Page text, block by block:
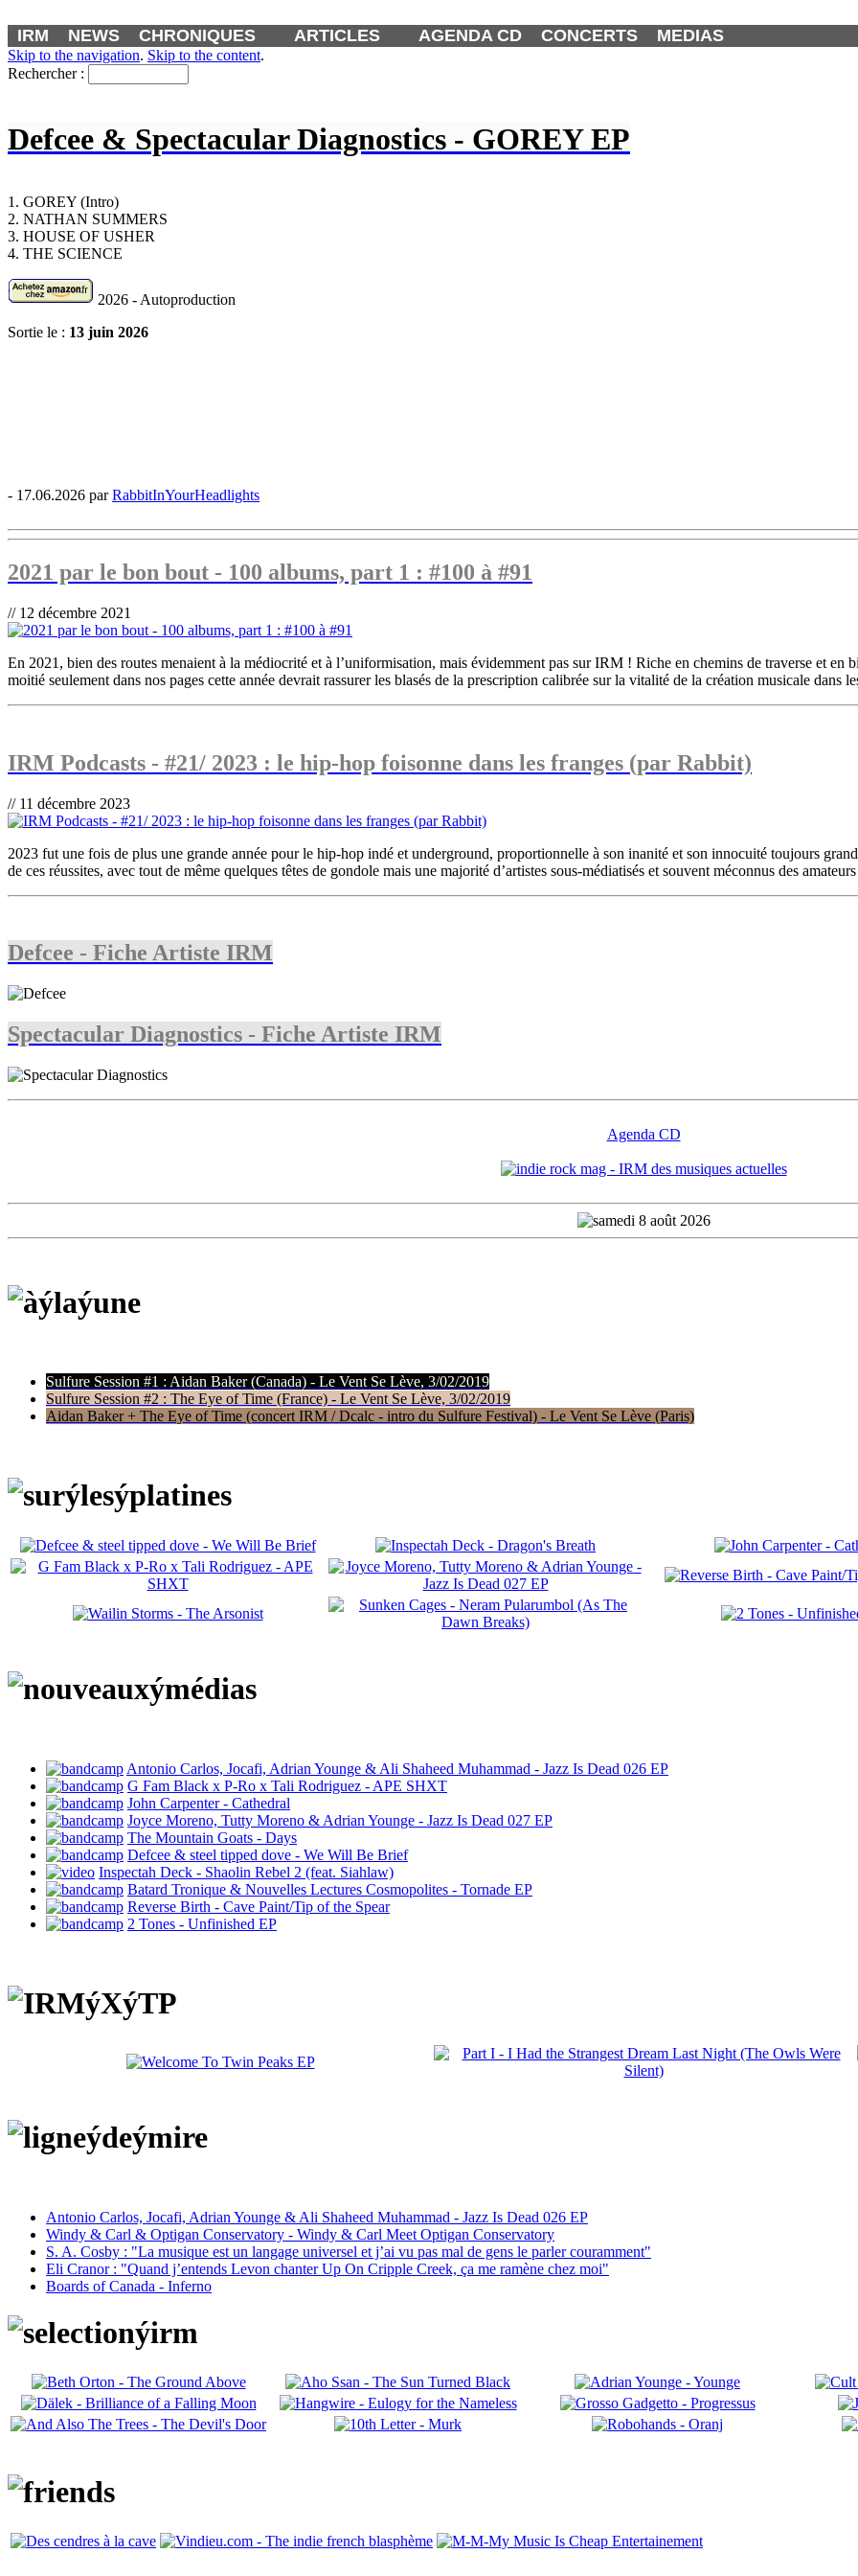
IRM NEWS CHRONIQUES ARTICLES AGENDA CD CONCERTS MEDIAS
Skip to the navigation. Skip to the content.
Rechercher :
Defcee & Spectacular Diagnostics - GOREY EP
1. GOREY (Intro)
2. NATHAN SUMMERS
3. HOUSE OF USHER
4. THE SCIENCE
2026 - Autoproduction
Sortie le : 13 juin 2026
- 17.06.2026 parRabbitInYourHeadlights
2021 par le bon bout - 100 albums, part 1 : #100 à #91
// 12 décembre 2021
En 2021, bien des routes menaient à la médiocrité et à l’uniformisation, mais évidemment pas sur IRM ! Riche en chemins de traverse et en
moitié seulement dans nos pages cette année devrait rassurer les blasés de la prescription calibrée sur la vitalité de la création musicale dans
IRM Podcasts - #21/ 2023 : le hip-hop foisonne dans les franges (par Rabbit)
// 11 décembre 2023
2023 fut une fois de plus une grande année pour le hip-hop indé et underground, proportionnelle à son inanité et son innocuité toujours
de ces réussites, avec tout de même quelques têtes de gondole mais une majorité d’artistes sous-médiatisés et souvent méconnus des
Defcee - Fiche Artiste IRM
Spectacular Diagnostics - Fiche Artiste IRM
Agenda CD
Sulfure Session #1 : Aidan Baker (Canada) - Le Vent Se Lève, 3/02/2019
Sulfure Session #2 : The Eye of Time (France) - Le Vent Se Lève, 3/02/2019
Aidan Baker + The Eye of Time (concert IRM / Dcalc - intro du Sulfure Festival) - Le Vent Se Lève (Paris)
Antonio Carlos, Jocafi, Adrian Younge & Ali Shaheed Muhammad - Jazz Is Dead 026 EP
G Fam Black x P-Ro x Tali Rodriguez - APE SHXT
John Carpenter - Cathedral
Joyce Moreno, Tutty Moreno & Adrian Younge - Jazz Is Dead 027 EP
The Mountain Goats - Days
Defcee & steel tipped dove - We Will Be Brief
Inspectah Deck - Shaolin Rebel 2 (feat. Siahlaw)
Batard Tronique & Nouvelles Lectures Cosmopolites - Tornade EP
Reverse Birth - Cave Paint/Tip of the Spear
2 Tones - Unfinished EP
Antonio Carlos, Jocafi, Adrian Younge & Ali Shaheed Muhammad - Jazz Is Dead 026 EP
Windy & Carl & Optigan Conservatory - Windy & Carl Meet Optigan Conservatory
S. A. Cosby : "La musique est un langage universel et j’ai vu pas mal de gens le parler couramment"
Eli Cranor : "Quand j’entends Levon chanter Up On Cripple Creek, ça me ramène chez moi"
Boards of Canada - Inferno